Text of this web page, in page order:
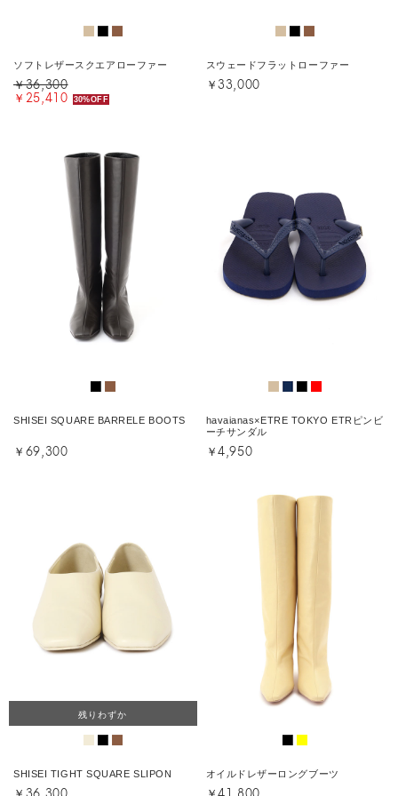
ソフトレザースクエアローファー
￥36,300
￥25,410 30%OFF
スウェードフラットローファー
￥33,000
SHISEI SQUARE BARRELE BOOTS
￥69,300
havaianas×ETRE TOKYO ETRピンビ
ーチサンダル
￥4,950
残りわずか
SHISEI TIGHT SQUARE SLIPON
￥36,300
オイルドレザーロングブーツ
￥41,800